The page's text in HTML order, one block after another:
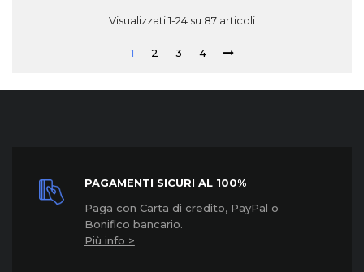
Visualizzati 1-24 su 87 articoli
1 2 3 4
PAGAMENTI SICURI AL 100%
Paga con Carta di credito, PayPal o
Bonifico bancario.
Più info >